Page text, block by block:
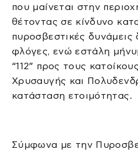
που μαίνεται στην
θέτοντας σε κίνδυνο
πυροσβεστικές δυνάμεις
φλόγες, ενώ εστάλη
“112” προς τους
Χρυσαυγής και
κατάσταση ετοιμότητας.
Σύμφωνα με την